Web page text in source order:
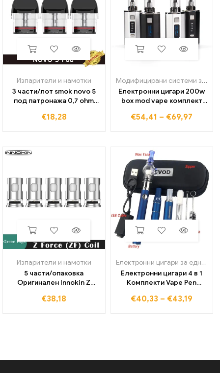
Изпарители и намотки
3 части/лот smok novo 5
под патронажа 0,7 ohm
празен капацитет,
€18,28
Модифицирани системи за вейп
Електронни цигари 200w
box mod vape комплект
Ohm пулверизатор с
€54,41 – €69,97
Изпарители и намотки
5 части/опаковка
Оригинален Innokin Z
намотка изпарител за
€38,18
Електронни цигари за еднократна употреба
Електронни цигари 4 в 1
Комплекти Vape Pen
Th205 Касета MT3
€40,33 – €43,19